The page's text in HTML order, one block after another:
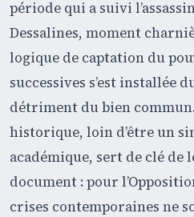
période qui a suivi
Dessalines, moment
logique de captation du
successives s’est installée
détriment du bien
historique, loin d’être un
académique, sert de clé de
document : pour
crises contemporaines ne